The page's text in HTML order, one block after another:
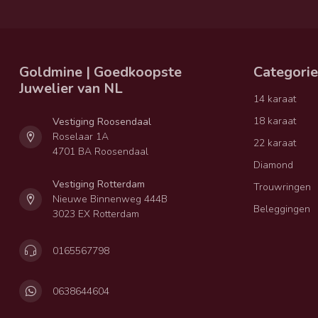
Goldmine | Goedkoopste
Juwelier van NL
Vestiging Roosendaal
Roselaar 1A
4701 BA Roosendaal
Vestiging Rotterdam
Nieuwe Binnenweg 444B
3023 EX Rotterdam
0165567798
0638644604
14 karaat
18 karaat
22 karaat
Diamond
Trouwringen
Beleggingen